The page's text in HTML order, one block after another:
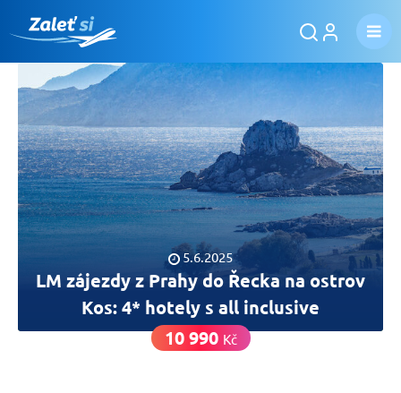
5.6.2025
LM zájezdy z Prahy do Řecka na ostrov
Kos: 4* hotely s all inclusive
10 990 Kč